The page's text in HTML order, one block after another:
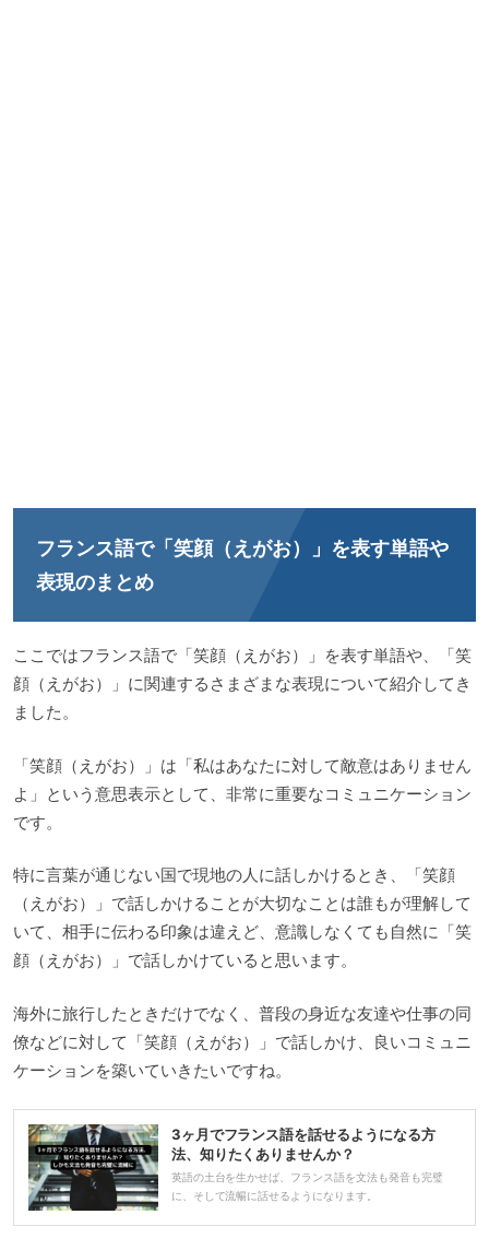
フランス語で「笑顔（えがお）」を表す単語や
表現のまとめ
ここではフランス語で「笑顔（えがお）」を表す単語や、「笑
顔（えがお）」に関連するさまざまな表現について紹介してき
ました。
「笑顔（えがお）」は「私はあなたに対して敵意はありません
よ」という意思表示として、非常に重要なコミュニケーション
です。
特に言葉が通じない国で現地の人に話しかけるとき、「笑顔
（えがお）」で話しかけることが大切なことは誰もが理解して
いて、相手に伝わる印象は違えど、意識しなくても自然に「笑
顔（えがお）」で話しかけていると思います。
海外に旅行したときだけでなく、普段の身近な友達や仕事の同
僚などに対して「笑顔（えがお）」で話しかけ、良いコミュニ
ケーションを築いていきたいですね。
3ヶ月でフランス語を話せるようになる方
法、知りたくありませんか？
英語の土台を生かせば、フランス語を文法も発音も完璧
に、そして流暢に話せるようになります。